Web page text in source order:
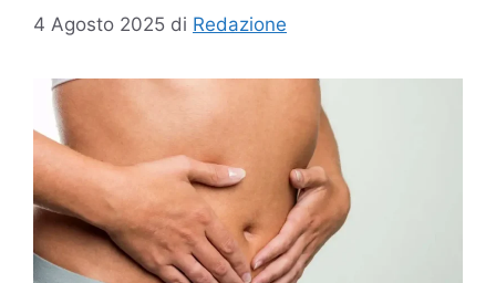
4 Agosto 2025 di Redazione